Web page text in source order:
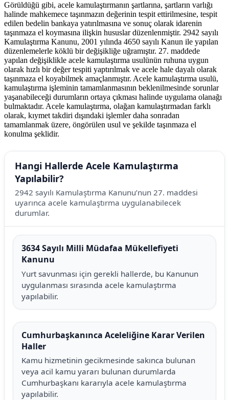
Görüldüğü gibi, acele kamulaştırmanın şartlarına, şartların varlığı
halinde mahkemece taşınmazın değerinin tespit ettirilmesine, tespit
edilen bedelin bankaya yatırılmasına ve sonuç olarak idarenin
taşınmaza el koymasına ilişkin hususlar düzenlenmiştir. 2942 sayılı
Kamulaştırma Kanunu, 2001 yılında 4650 sayılı Kanun ile yapılan
düzenlemelerle köklü bir değişikliğe uğramıştır. 27. maddede
yapılan değişiklikle acele kamulaştırma usulünün ruhuna uygun
olarak hızlı bir değer tespiti yaptırılmak ve acele hale dayalı olarak
taşınmaza el koyabilmek amaçlanmıştır. Acele kamulaştırma usulü,
kamulaştırma işleminin tamamlanmasının beklenilmesinde sorunlar
yaşanabileceği durumların ortaya çıkması halinde uygulama olanağı
bulmaktadır. Acele kamulaştırma, olağan kamulaştırmadan farklı
olarak, kıymet takdiri dışındaki işlemler daha sonradan
tamamlanmak üzere, öngörülen usul ve şekilde taşınmaza el
konulma şeklidir.
Hangi Hallerde Acele Kamulaştırma
Yapılabilir?
2942 sayılı Kamulaştırma Kanunu’nun 27. maddesi
uyarınca acele kamulaştırma uygulanabilecek
durumlar.
3634 Sayılı Milli Müdafaa Mükellefiyeti
Kanunu
Yurt savunması için gerekli hallerde, bu Kanunun
uygulanması sırasında acele kamulaştırma
yapılabilir.
Cumhurbaşkanınca Aceleliğine Karar Verilen
Haller
Kamu hizmetinin gecikmesinde sakınca bulunan
veya acil kamu yararı bulunan durumlarda
Cumhurbaşkanı kararıyla acele kamulaştırma
yapılabilir.